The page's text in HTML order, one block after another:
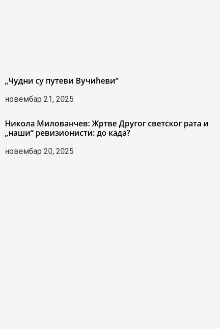
„Чудни су путеви Вучићеви“
новембар 21, 2025
Никола Милованчев: Жртве Другог светског рата и
„наши“ ревизионисти: до када?
новембар 20, 2025